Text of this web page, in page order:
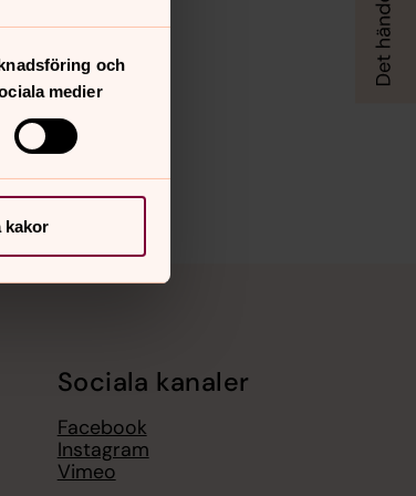
och
medier
kakor
Sociala kanaler
Facebook
Instagram
Vimeo